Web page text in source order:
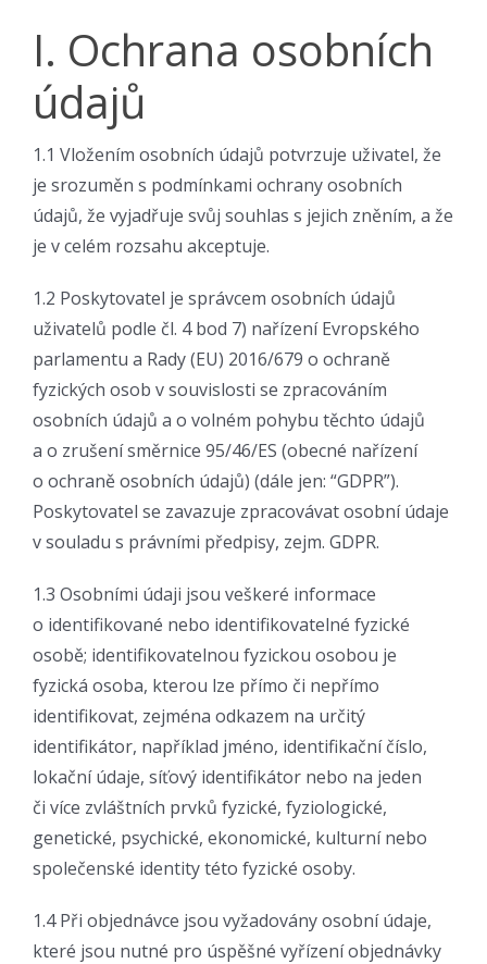
I. Ochrana osobních
údajů
1.1 Vložením osobních údajů potvrzuje uživatel, že
je srozuměn s podmínkami ochrany osobních
údajů, že vyjadřuje svůj souhlas s jejich zněním, a že
je v celém rozsahu akceptuje.
1.2 Poskytovatel je správcem osobních údajů
uživatelů podle čl. 4 bod 7) nařízení Evropského
parlamentu a Rady (EU) 2016/679 o ochraně
fyzických osob v souvislosti se zpracováním
osobních údajů a o volném pohybu těchto údajů
a o zrušení směrnice 95/46/ES (obecné nařízení
o ochraně osobních údajů) (dále jen: “GDPR”).
Poskytovatel se zavazuje zpracovávat osobní údaje
v souladu s právními předpisy, zejm. GDPR.
1.3 Osobními údaji jsou veškeré informace
o identifikované nebo identifikovatelné fyzické
osobě; identifikovatelnou fyzickou osobou je
fyzická osoba, kterou lze přímo či nepřímo
identifikovat, zejména odkazem na určitý
identifikátor, například jméno, identifikační číslo,
lokační údaje, síťový identifikátor nebo na jeden
či více zvláštních prvků fyzické, fyziologické,
genetické, psychické, ekonomické, kulturní nebo
společenské identity této fyzické osoby.
1.4 Při objednávce jsou vyžadovány osobní údaje,
které jsou nutné pro úspěšné vyřízení objednávky